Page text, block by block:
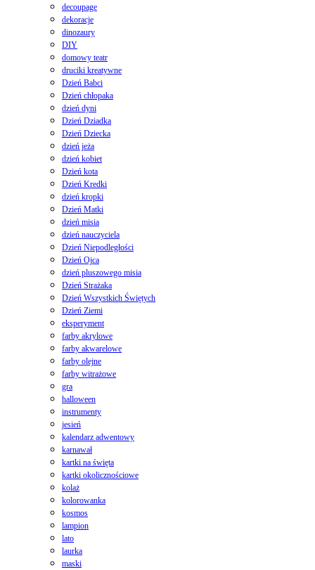
decoupage
dekoracje
dinozaury
DIY
domowy teatr
druciki kreatywne
Dzień Babci
Dzień chłopaka
dzień dyni
Dzień Dziadka
Dzień Dziecka
dzień jeża
dzień kobiet
Dzień kota
Dzień Kredki
dzień kropki
Dzień Matki
dzień misia
dzień nauczyciela
Dzień Niepodległości
Dzień Ojca
dzień pluszowego misia
Dzień Strażaka
Dzień Wszystkich Świętych
Dzień Ziemi
eksperyment
farby akrylowe
farby akwarelowe
farby olejne
farby witrażowe
gra
halloween
instrumenty
jesień
kalendarz adwentowy
karnawał
kartki na święta
kartki okolicznościowe
kolaż
kolorowanka
kosmos
lampion
lato
laurka
maski